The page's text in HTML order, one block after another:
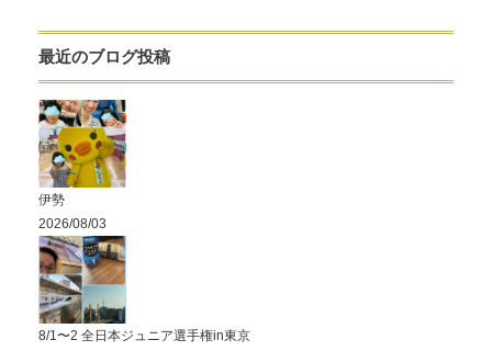
最近のブログ投稿
伊勢
2026/08/03
8/1〜2 全日本ジュニア選手権in東京